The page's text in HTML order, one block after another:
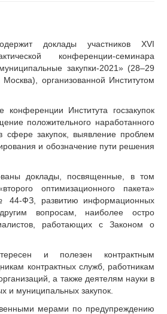
доклады участников XVI
конференции-семинара
закупки-2021» (28–29
организованной Институтом
конференции Института госзакупок
положительного наработанного
сфере закупок, выявление проблем
и обозначение пути решения
доклады, посвященные, в том
оптимизационного пакета»
44-ФЗ, развитию информационных
вопросам, наиболее остро
работающих с Законом о
и полезен контрактным
контрактных служб, работникам
а также деятелям науки в
и муниципальных закупок.
мерами по предупреждению